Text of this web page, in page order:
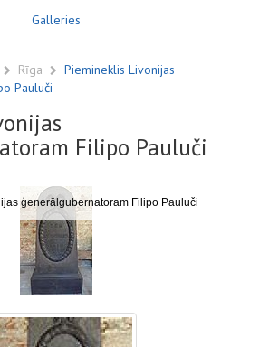
Galleries
Rīga
Piemineklis Livonijas
Pauluči
Filipo Pauluči
ģenerālgubernatoram Filipo Pauluči